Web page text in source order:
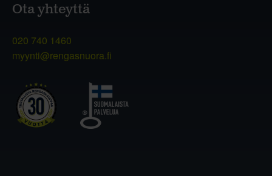
Ota yhteyttä
020 740 1460
myynti@rengasnuora.fi